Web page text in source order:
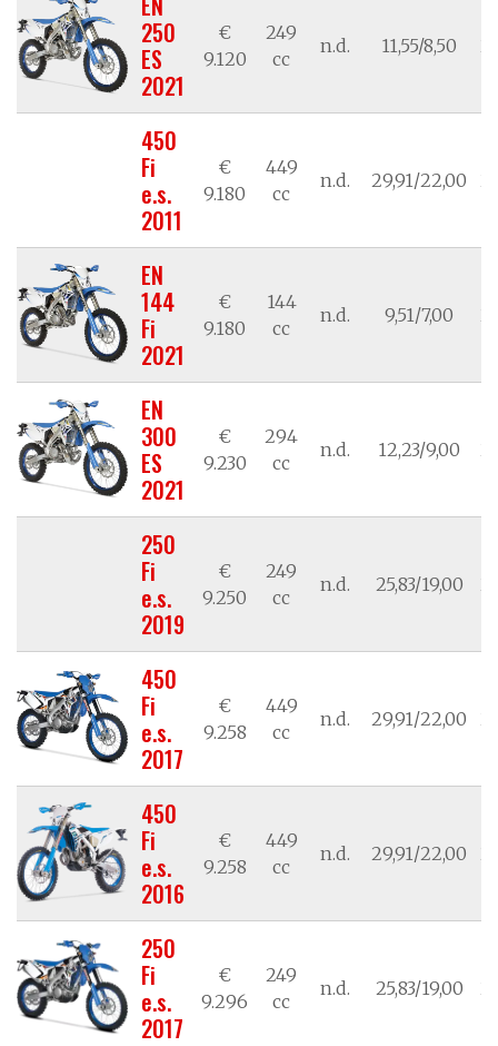
250
ES
2021
€
9.120
249
cc
n.d. 11,55/8,50
450
Fi
e.s.
2011
€
9.180
449
cc
n.d. 29,91/22,00
EN
144
Fi
2021
€
9.180
144
cc
n.d. 9,51/7,00
EN
300
ES
2021
€
9.230
294
cc
n.d. 12,23/9,00
250
Fi
e.s.
2019
€
9.250
249
cc
n.d. 25,83/19,00
450
Fi
e.s.
2017
€
9.258
449
cc
n.d. 29,91/22,00
450
Fi
e.s.
2016
€
9.258
449
cc
n.d. 29,91/22,00
250
Fi
e.s.
2017
€
9.296
249
cc
n.d. 25,83/19,00